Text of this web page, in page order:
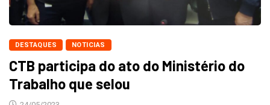
DESTAQUES NOTICIAS
CTB participa do ato do Ministério do
Trabalho que selou